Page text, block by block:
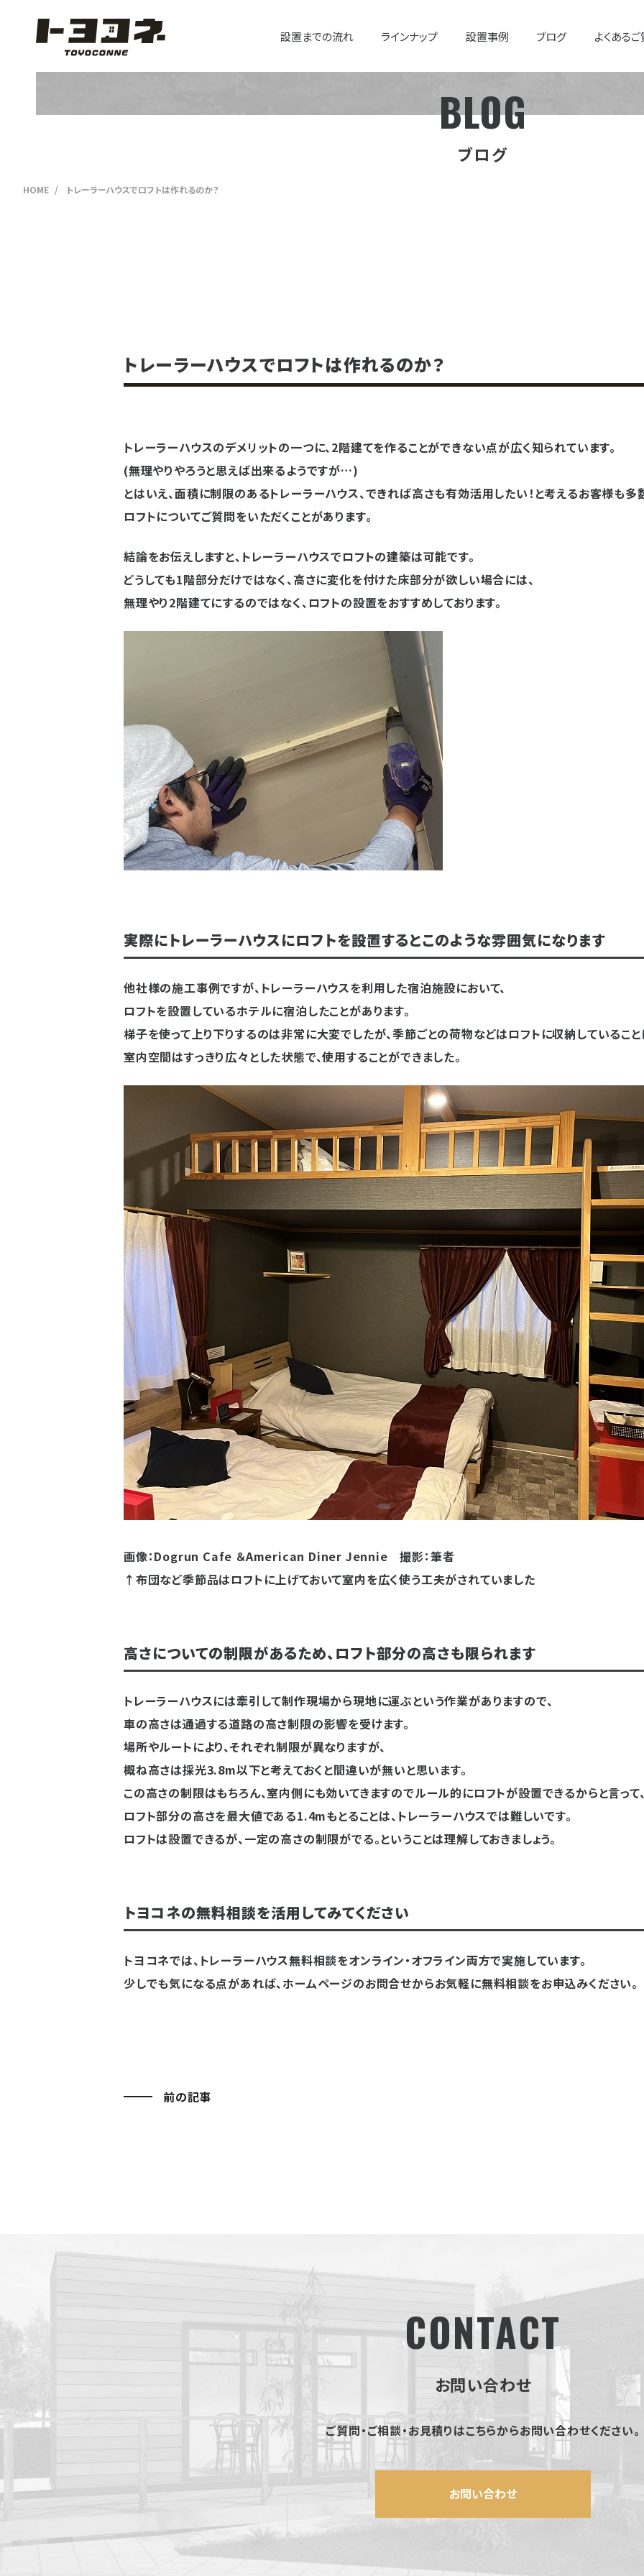
設置までの流れ ラインナップ 設置事例 ブログ よくある
BLOG
ブログ
HOME トレーラーハウスでロフトは作れるのか？
トレーラーハウスでロフトは作れるのか？
トレーラーハウスのデメリットの一つに、2階建てを作ることができない点が広く知られています。
(無理やりやろうと思えば出来るようですが…)
とはいえ、面積に制限のあるトレーラーハウス、できれば高さも有効活用したい！と考えるお客様も多
ロフトについてご質問をいただくことがあります。
結論をお伝えしますと、トレーラーハウスでロフトの建築は可能です。
どうしても1階部分だけではなく、高さに変化を付けた床部分が欲しい場合には、
無理やり2階建てにするのではなく、ロフトの設置をおすすめしております。
実際にトレーラーハウスにロフトを設置するとこのような雰囲気になります
他社様の施工事例ですが、トレーラーハウスを利用した宿泊施設において、
ロフトを設置しているホテルに宿泊したことがあります。
梯子を使って上り下りするのは非常に大変でしたが、季節ごとの荷物などはロフトに収納していること
室内空間はすっきり広々とした状態で、使用することができました。
画像：Dogrun Cafe ＆American Diner Jennie 撮影：筆者
↑布団など季節品はロフトに上げておいて室内を広く使う工夫がされていました
高さについての制限があるため、ロフト部分の高さも限られます
トレーラーハウスには牽引して制作現場から現地に運ぶという作業がありますので、
車の高さは通過する道路の高さ制限の影響を受けます。
場所やルートにより、それぞれ制限が異なりますが、
概ね高さは採光3.8m以下と考えておくと間違いが無いと思います。
この高さの制限はもちろん、室内側にも効いてきますのでルール的にロフトが設置できるからと言って
ロフト部分の高さを最大値である1.4mもとることは、トレーラーハウスでは難しいです。
ロフトは設置できるが、一定の高さの制限がでる。ということは理解しておきましょう。
トヨコネの無料相談を活用してみてください
トヨコネでは、トレーラーハウス無料相談をオンライン・オフライン両方で実施しています。
少しでも気になる点があれば、ホームページのお問合せからお気軽に無料相談をお申込みください。
前の記事
CONTACT
お問い合わせ
ご質問・ご相談・お見積りはこちらからお問い合わせください。
お問い合わせ